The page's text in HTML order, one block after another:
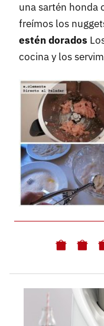
una sartén honda
freímos los
estén dorados
cocina y los